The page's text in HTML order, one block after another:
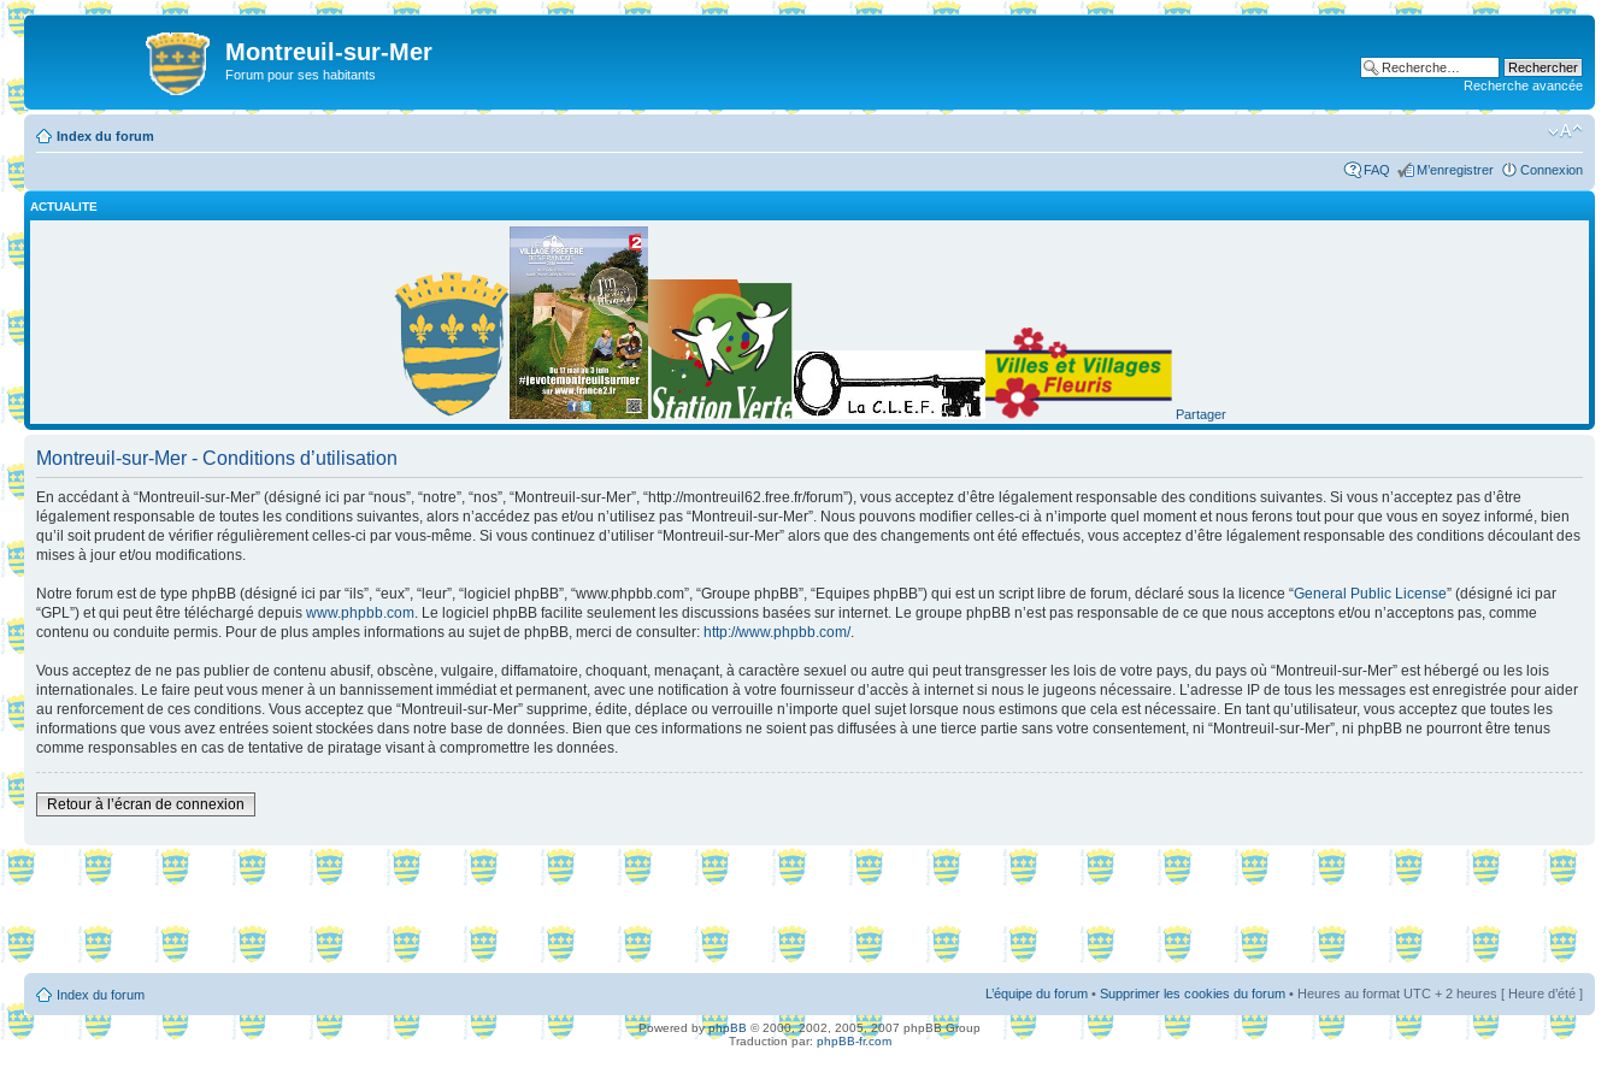
Montreuil-sur-Mer
Forum pour ses habitants
Recherche avancée
Index du forum
FAQ M’enregistrer Connexion
ACTUALITE
Partager
Montreuil-sur-Mer - Conditions d’utilisation
En accédant à “Montreuil-sur-Mer” (désigné ici par “nous”, “notre”, “nos”, “Montreuil-sur-Mer”, “http://montreuil62.free.fr/forum”), vous acceptez d’être légalement responsable des conditions suivantes. Si vous n’acceptez pas d’être
légalement responsable de toutes les conditions suivantes, alors n’accédez pas et/ou n’utilisez pas “Montreuil-sur-Mer”. Nous pouvons modifier celles-ci à n’importe quel moment et nous ferons tout pour que vous en soyez informé, bien
qu’il soit prudent de vérifier régulièrement celles-ci par vous-même. Si vous continuez d’utiliser “Montreuil-sur-Mer” alors que des changements ont été effectués, vous acceptez d’être légalement responsable des conditions découlant des
mises à jour et/ou modifications.
Notre forum est de type phpBB (désigné ici par “ils”, “eux”, “leur”, “logiciel phpBB”, “www.phpbb.com”, “Groupe phpBB”, “Equipes phpBB”) qui est un script libre de forum, déclaré sous la licence “General Public License” (désigné ici par
“GPL”) et qui peut être téléchargé depuis www.phpbb.com . Le logiciel phpBB facilite seulement les discussions basées sur internet. Le groupe phpBB n’est pas responsable de ce que nous acceptons et/ou n’acceptons pas, comme
contenu ou conduite permis. Pour de plus amples informations au sujet de phpBB, merci de consulter: http://www.phpbb.com/.
Vous acceptez de ne pas publier de contenu abusif, obscène, vulgaire, diffamatoire, choquant, menaçant, à caractère sexuel ou autre qui peut transgresser les lois de votre pays, du pays où “Montreuil-sur-Mer” est hébergé ou les lois
internationales. Le faire peut vous mener à un bannissement immédiat et permanent, avec une notification à votre fournisseur d’accès à internet si nous le jugeons nécessaire. L’adresse IP de tous les messages est enregistrée pour aider
au renforcement de ces conditions. Vous acceptez que “Montreuil-sur-Mer” supprime, édite, déplace ou verrouille n’importe quel sujet lorsque nous estimons que cela est nécessaire. En tant qu’utilisateur, vous acceptez que toutes les
informations que vous avez entrées soient stockées dans notre base de données. Bien que ces informations ne soient pas diffusées à une tierce partie sans votre consentement, ni “Montreuil-sur-Mer”, ni phpBB ne pourront être tenus
comme responsables en cas de tentative de piratage visant à compromettre les données.
Retour à l’écran de connexion
Index du forum L’équipe du forum • Supprimer les cookies du forum • Heures au format UTC + 2 heures [ Heure d’été ]
Powered byphpBB © 2000, 2002, 2005, 2007 phpBB Group
Traduction par: phpBB-fr.com